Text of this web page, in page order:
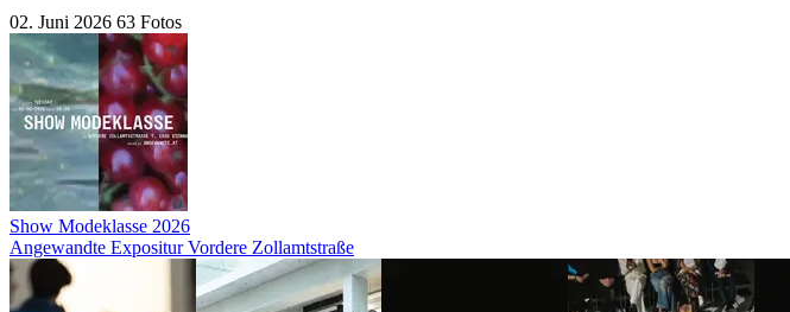
02. Juni 2026 63 Fotos
Show Modeklasse 2026
Angewandte Expositur Vordere Zollamtstraße